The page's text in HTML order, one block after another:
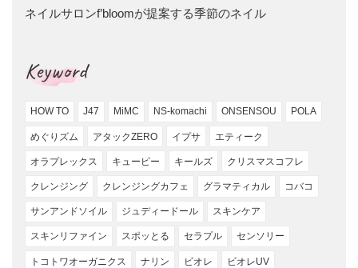
ネイルサロンf’bloomが提案する季節のネイル
Keyword
HOW TO J47 MiMC NS-komachi ONSENSOU POLA
めぐりズム アタックZERO イプサ エティーク
オラプレックス キューピー キールズ クリスマスコフレ
クレンジング クレンジングカフェ グラマティカル コバコ
サンアンドソイル ジュディードール スキンケア
スキンリファイン スポッとる セラプル センソリー
トコトワオーガニクス ナリン ビオレ ビオレUV